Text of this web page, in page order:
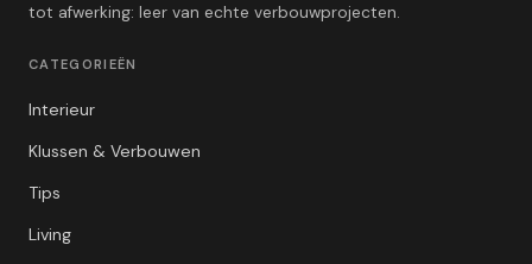
tot afwerking: leer van echte verbouwprojecten.
CATEGORIEËN
Interieur
Klussen & Verbouwen
Tips
Living